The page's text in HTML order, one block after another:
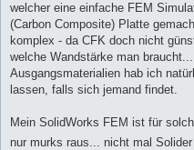
welcher eine einfache FEM
(Carbon Composite) Platte
komplex - da CFK doch nicht
welche Wandstärke man
Ausgangsmaterialien hab ich
lassen, falls sich jemand findet.
Mein SolidWorks FEM ist für
nur murks raus... nicht mal